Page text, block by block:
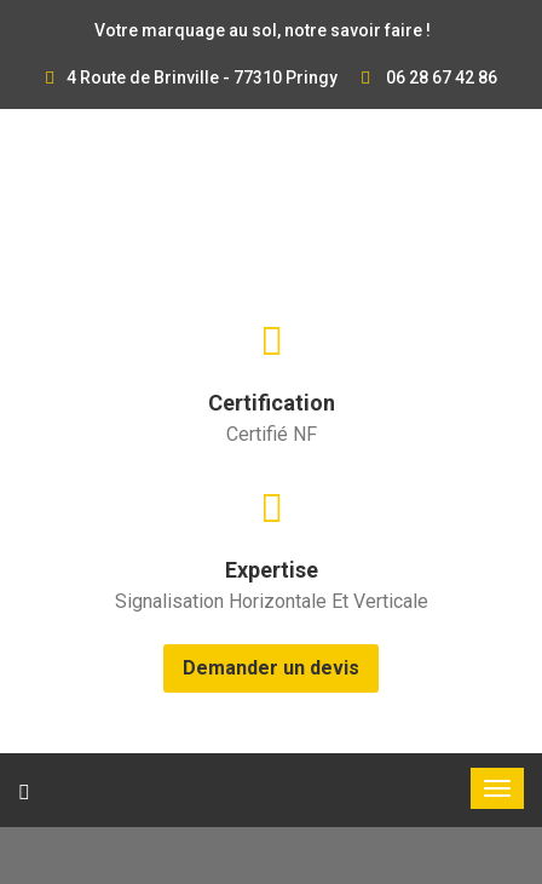
Votre marquage au sol, notre savoir faire !
4 Route de Brinville - 77310 Pringy 06 28 67 42 86
Certification
Certifié NF
Expertise
Signalisation Horizontale Et Verticale
Demander un devis